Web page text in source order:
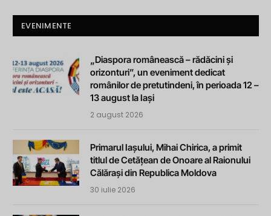
EVENIMENTE
„Diaspora românească – rădăcini și
orizonturi”, un eveniment dedicat
românilor de pretutindeni, în perioada 12 –
13 august la Iași
2 august 2026
Primarul Iașului, Mihai Chirica, a primit
titlul de Cetățean de Onoare al Raionului
Călărași din Republica Moldova
30 iulie 2026